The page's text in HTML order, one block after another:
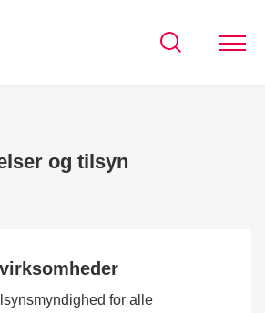
og tilsyn
for alle